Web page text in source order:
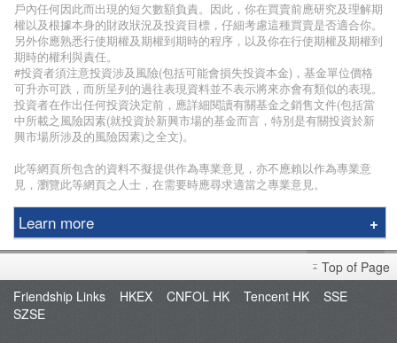
戶內任何因此而出現的短欠數額負責。因此，你在買賣前應研究及理解期
權以及根據本身的財政狀況及投資目標，仔細考慮這種買賣是否適合你。
另外你應熟悉行使期權及期權到期時的程序，以及你在行使期權及期權到
期時的權利與責任。
#投資者須注意投資涉及風險(包括可能會損失投資本金)，基金單位價格
可升亦可跌，而所呈列的過往表現資料並不表示將來亦會有類似的表現。
投資者在作出任何投資決定前，應詳細閱讀有關基金之銷售文件(包括當
中所載之風險因素(就投資於新興市場的基金而言，特別是有關投資於新
興市場所涉及的風險因素)之全文)。
此等網頁所包含的資料不擬提供作為專業意見，亦不應賴以作為專業意
見，瀏覽此等網頁之人士，在需要時應尋求適當之專業意見。
Learn more
Phillip Securities Group
Branches
Join Us
Top of Page
Friendship Links
HKEX CNFOL HK Tencent HK
SSE
SZSE